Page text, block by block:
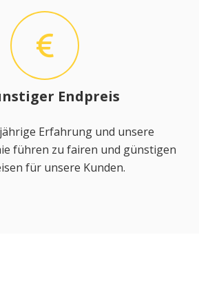
Endpreis
Erfahrung und unsere
führen zu fairen und günstigen
für unsere Kunden.